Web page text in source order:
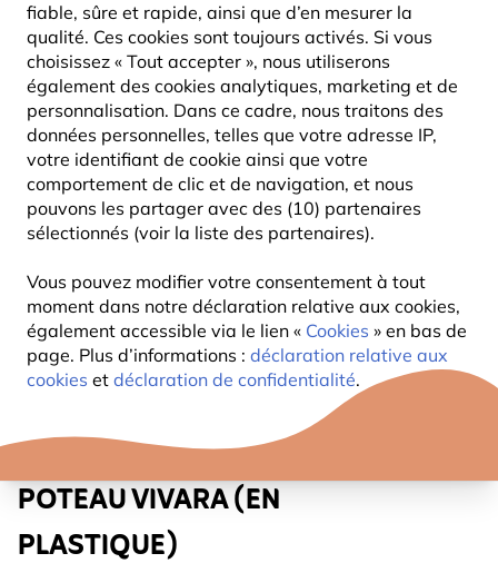
fiable, sûre et rapide, ainsi que d’en mesurer la
qualité. Ces cookies sont toujours activés. Si vous
choisissez « Tout accepter », nous utiliserons
également des cookies analytiques, marketing et de
personnalisation. Dans ce cadre, nous traitons des
données personnelles, telles que votre adresse IP,
votre identifiant de cookie ainsi que votre
comportement de clic et de navigation, et nous
pouvons les partager avec des (10) partenaires
sélectionnés (voir la liste des partenaires).
Vous pouvez modifier votre consentement à tout
moment dans notre déclaration relative aux cookies,
également accessible via le lien « Cookies » en bas de
page. Plus d’informations : déclaration relative aux
cookies et déclaration de confidentialité.
BOUCHON À VIS POUR
POTEAU VIVARA (EN
PLASTIQUE)